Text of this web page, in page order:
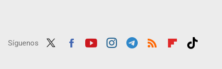
Síguenos